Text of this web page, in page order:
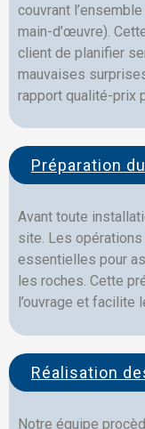
couvrant
main-d’œuvre).
client de planifier
mauvaises
rapport qualité-prix
Préparation
Avant toute
site. Les
essentielles pour
les roches. Cette
l’ouvrage et facilite
Réalisation
Notre équipe